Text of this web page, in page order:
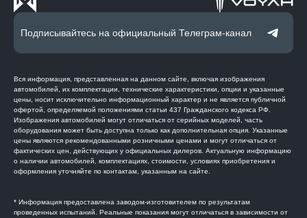
Подписывайтесь на официальный Телеграм-канал
Вся информация, представленная на данном сайте, включая изображения
автомобилей, их комплектации, технические характеристики, опции и указанные
цены, носит исключительно информационный характер и не является публичной
офертой, определяемой положениями статьи 437 Гражданского кодекса РФ.
Изображения автомобилей могут отличаться от серийных моделей, часть
оборудования может быть доступна только как дополнительная опция. Указанные
цены являются рекомендованными розничными ценами и могут отличаться от
фактических цен, действующих у официальных дилеров. Актуальную информацию
о наличии автомобилей, комплектациях, стоимости, условиях приобретения и
оформления уточняйте по контактам, указанным на сайте.
* Информация предоставлена заводом-изготовителем по результатам
проведенных испытаний. Реальные показания могут отличаться в зависимости от